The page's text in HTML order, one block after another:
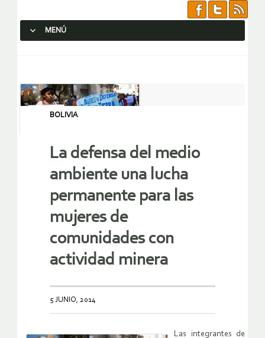
MENÚ
BOLIVIA
La defensa del medio
ambiente una lucha
permanente para las
mujeres de
comunidades con
actividad minera
5 JUNIO, 2014
Las integrantes de